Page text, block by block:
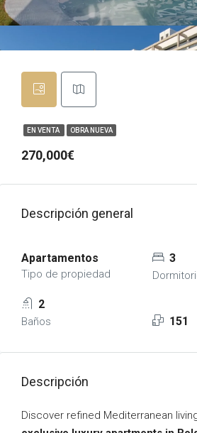
EN VENTA OBRA NUEVA
270,000€
Descripción general
Apartamentos
Tipo de propiedad
3
2
Baños 151
Descripción
Discover refined Mediterranean